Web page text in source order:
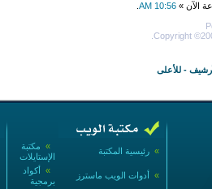
الآن » 10:56 AM
Copyright
- للأعلى
» مكتبة
الإستايلات
» رئيسية المكتبة
» أكواد
برمجية
» أدوات الويب ماسترز